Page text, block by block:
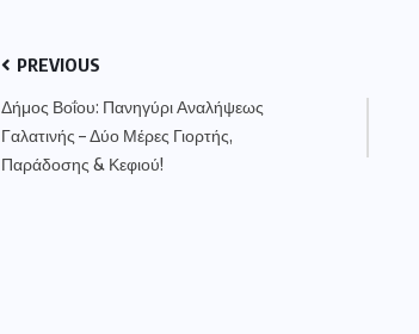
PREVIOUS
Δήμος Βοΐου: Πανηγύρι Αναλήψεως
Γαλατινής – Δύο Μέρες Γιορτής,
Παράδοσης & Κεφιού!